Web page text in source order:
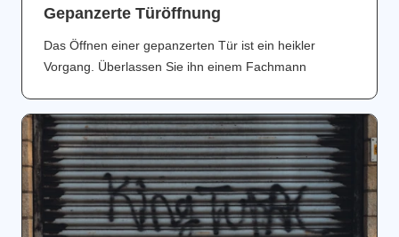
Gepanzerte Türöffnung
Das Öffnen einer gepanzerten Tür ist ein heikler
Vorgang. Überlassen Sie ihn einem Fachmann